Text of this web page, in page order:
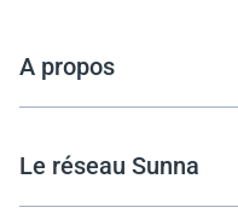
A propos
Le réseau Sunna